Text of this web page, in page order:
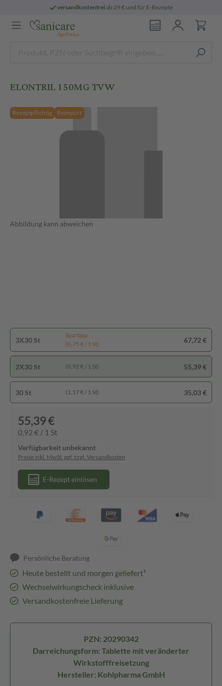
versandkostenfreiab 29 € und für E-Rezepte
ELONTRIL 150MG TVW
Rezeptpflichtig Reimport
Abbildung kann abweichen
3X30 St
Spartipp
(0,75 € / 1 St)
67,72 €
2X30 St (0,92 € / 1 St) 55,39 €
30 St (1,17 € / 1 St) 35,03 €
55,39 €
0,92 € / 1 St
Verfügbarkeit unbekannt
Preise inkl. MwSt. ggf. zzgl. Versandkosten
E-Rezept einlösen
Persönliche Beratung
Heute bestellt und morgen geliefert³
Wechselwirkungscheck inklusive
Versandkostenfreie Lieferung
PZN: 20290342
Darreichungsform: Tablette mit veränderter
Wirkstofffreisetzung
Hersteller: Kohlpharma GmbH